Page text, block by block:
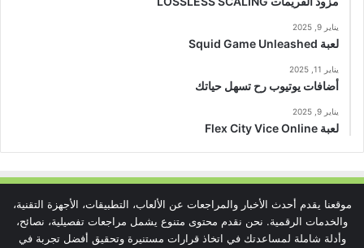
يناير 9, 2025
لعبة Squid Game Unleashed
يناير 11, 2025
أضافات يوتيوب رح تسهل حياتك
يناير 9, 2025
لعبة Flex City Vice Online
موقعنا يقدم أحدث الأخبار والمراجعات عن الألعاب، التطبيقات، الأجهزة التقنية،
والخدمات الرقمية. نحن نقدم محتوى متنوع يشمل مراجعات تفصيلية، نصائح،
وأدلة شاملة لمساعدتك في اتخاذ قرارات مستنيرة وتحقيق أفضل تجربة في